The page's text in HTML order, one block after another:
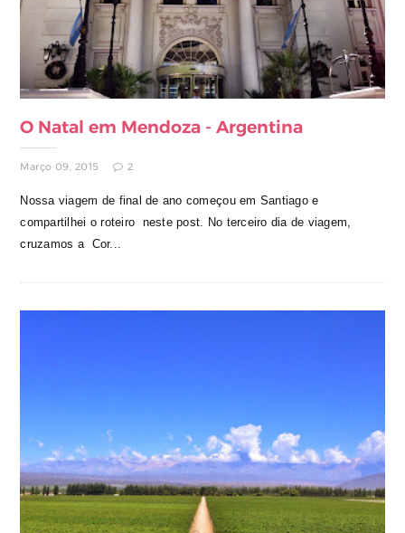
O Natal em Mendoza - Argentina
Março 09, 2015 2
Nossa viagem de final de ano começou em Santiago e
compartilhei o roteiro neste post. No terceiro dia de viagem,
cruzamos a Cor...